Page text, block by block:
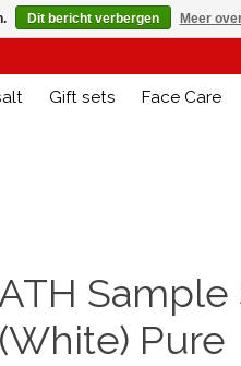
Gift sets Face Care
Sample
(White) Pure
Dit bericht verbergen Meer